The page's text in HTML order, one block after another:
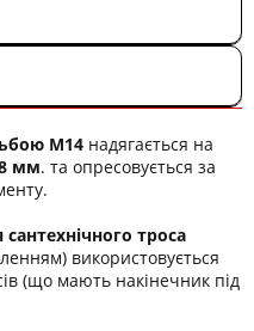
М14 надягається на
мм. та опресовується за
троса
використовується
(що мають накінечник під